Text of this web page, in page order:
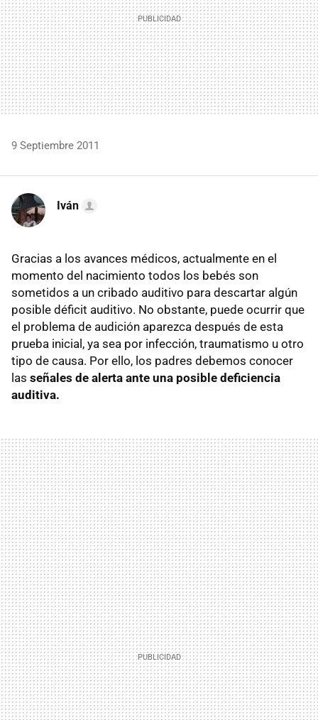
9 Septiembre 2011
Iván
Gracias a los avances médicos, actualmente en el
momento del nacimiento todos los bebés son
sometidos a un cribado auditivo para descartar algún
posible déficit auditivo. No obstante, puede ocurrir que
el problema de audición aparezca después de esta
prueba inicial, ya sea por infección, traumatismo u otro
tipo de causa. Por ello, los padres debemos conocer
las señales de alerta ante una posible deficiencia
auditiva.